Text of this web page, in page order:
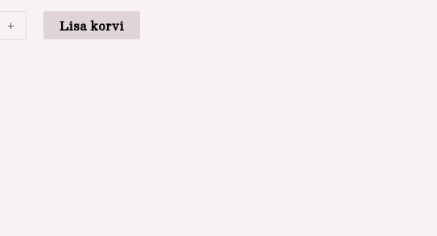
+ Lisa korvi